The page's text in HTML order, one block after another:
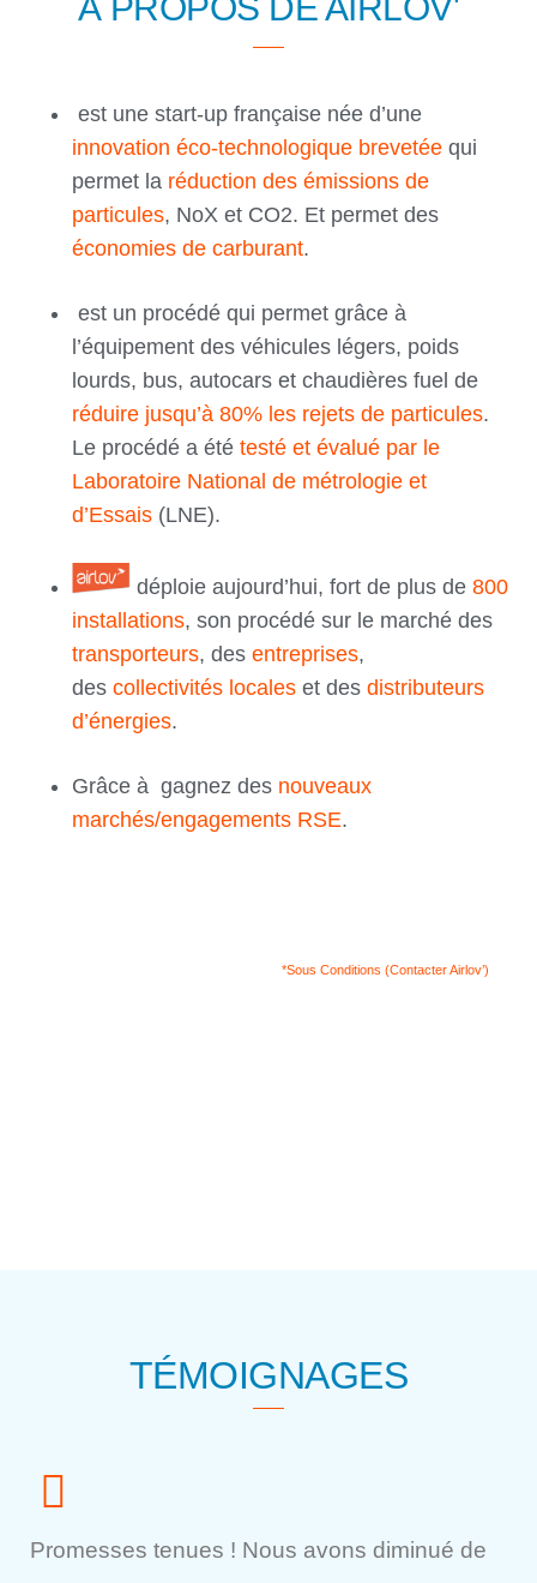
est une start-up française née d’une
innovation éco-technologique brevetée qui
permet la réduction des émissions de
particules, NoX et CO2. Et permet des
économies de carburant.
est un procédé qui permet grâce à
l’équipement des véhicules légers, poids
lourds, bus, autocars et chaudières fuel de
réduire jusqu’à 80% les rejets de particules.
Le procédé a été testé et évalué par le
Laboratoire National de métrologie et
d’Essais (LNE).
déploie aujourd’hui, fort de plus de 800
installations, son procédé sur le marché des
transporteurs, des entreprises,
des collectivités locales et des distributeurs
d’énergies.
Grâce à gagnez des nouveaux
marchés/engagements RSE.
*Sous Conditions (Contacter Airlov’)
TÉMOIGNAGES
Promesses tenues ! Nous avons diminué de